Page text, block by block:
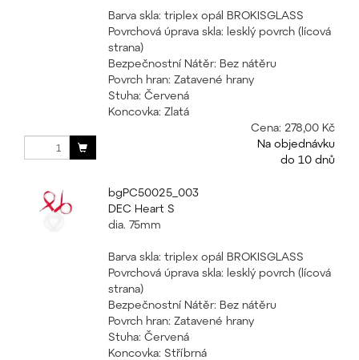
Barva skla: triplex opál BROKISGLASS
Povrchová úprava skla: lesklý povrch (lícová
strana)
Bezpečnostní Nátěr: Bez nátěru
Povrch hran: Zatavené hrany
Stuha: Červená
Koncovka: Zlatá
Cena: 278,00 Kč
Na objednávku
do 10 dnů
bgPC50025_003
DEC Heart S
dia. 75mm
Barva skla: triplex opál BROKISGLASS
Povrchová úprava skla: lesklý povrch (lícová
strana)
Bezpečnostní Nátěr: Bez nátěru
Povrch hran: Zatavené hrany
Stuha: Červená
Koncovka: Stříbrná